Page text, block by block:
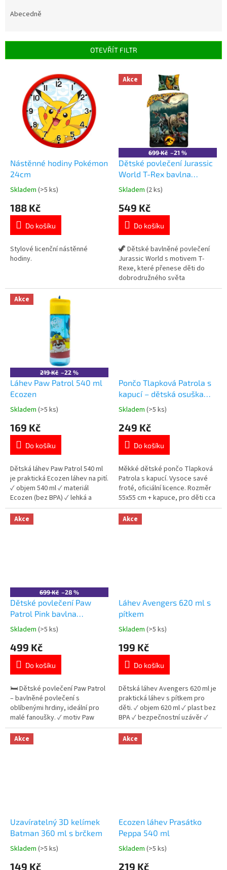
r
Abecedně
OTEVŘÍT FILTR
Nástěnné hodiny Pokémon
24cm
Průměrné
produktu
5,0
5
hvězdiček.
Skladem (>5 ks)
188 Kč
Do košíku
Stylové licenční nástěnné
hodiny.
Akce
699 Kč –21 %
Dětské povlečení Jurassic
World T-Rex bavlna
140x200
Průměrné
produktu
5,0
5
hvězdiček.
Skladem (2 ks)
549 Kč
Do košíku
🦖 Dětské bavlněné povlečení
Jurassic World s motivem T-
Rexe, které přenese děti do
dobrodružného světa
dinosaurů. ✓ realistický
Akce
219 Kč –22 %
Láhev Paw Patrol 540 ml
Ecozen
Průměrné
produktu
5,0
5
hvězdiček.
Skladem (>5 ks)
169 Kč
Do košíku
Dětská láhev Paw Patrol 540 ml
je praktická Ecozen láhev na pití.
✓ objem 540 ml ✓ materiál
Ecozen (bez BPA) ✓ lehká a
odolná ✓ licencovaný motiv Paw
Patrol 👉 Více produktů Paw
Patrol
Pončo Tlapková Patrola s
kapucí – dětská osuška
Skye & Everest
Průměrné
produktu
5,0
5
hvězdiček.
Skladem (>5 ks)
249 Kč
Do košíku
Měkké dětské pončo Tlapková
Patrola s kapucí. Vysoce savé
froté, oficiální licence. Rozměr
55x55 cm + kapuce, pro děti cca
3–6 let. Více produktů s
motivem 👉 TLAPKOVÉ
PATROLY
Akce
699 Kč –28 %
Dětské povlečení Paw
Patrol Pink bavlna
140×200 cm
Průměrné
produktu
5,0
5
hvězdiček.
Skladem (>5 ks)
499 Kč
Do košíku
🛏️ Dětské povlečení Paw Patrol
– bavlněné povlečení s
oblíbenými hrdiny, ideální pro
malé fanoušky. ✓ motiv Paw
Patrol 🐾 ✓ 100% bavlna –
měkká a prodyšná ✓
oboustranný design 👉 Více
Akce
Láhev Avengers 620 ml s
pítkem
Průměrné
produktu
5,0
5
hvězdiček.
Skladem (>5 ks)
199 Kč
Do košíku
Dětská láhev Avengers 620 ml je
praktická láhev s pítkem pro
děti. ✓ objem 620 ml ✓ plast bez
BPA ✓ bezpečnostní uzávěr ✓
licencovaný motiv Avengers 👉
Více produktů Avengers
Akce
Uzavíratelný 3D kelímek
Batman 360 ml s brčkem
Průměrné
Skladem (>5 ks)
149 Kč
Akce
Ecozen láhev Prasátko
Peppa 540 ml
Průměrné
Skladem (>5 ks)
219 Kč